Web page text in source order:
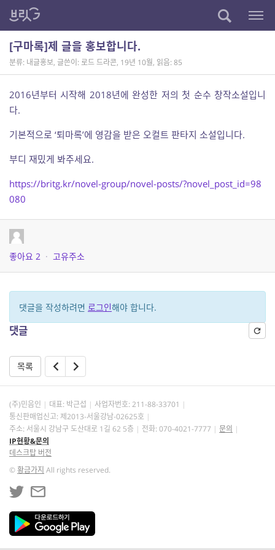
[구마록]제 글을 홍보합니다.
분류: 내글홍보, 글쓴이: 로드 드라콘, 19년 10월, 읽음: 85
2016년부터 시작해 2018년에 완성한 저의 첫 순수 창작소설입니
다.
기본적으로 ‘퇴마록’에 영감을 받은 오컬트 판타지 소설입니다.
부디 재밌게 봐주세요.
https://britg.kr/novel-group/novel-posts/?novel_post_id=98
080
좋아요 2 · 고유주소
댓글을 작성하려면 로그인해야 합니다.
댓글
목록
(주)민음인 대표: 박근섭 사업자번호: 211-88-33701
통신판매업신고: 제2013-서울강남-02625호
주소: 서울시 강남구 도산대로 1길 62 5층
전화: 070-4021-7777
문의
IP현황&문의
데스크탑 버전
©황금가지 All rights reserved.